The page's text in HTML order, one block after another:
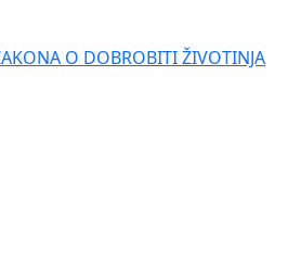
O DOBROBITI ŽIVOTINJA